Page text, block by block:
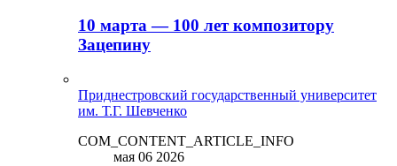
10 марта — 100 лет композитору
Зацепину
Приднестровский государственный университет
им. Т.Г. Шевченко
COM_CONTENT_ARTICLE_INFO
мая 06 2026